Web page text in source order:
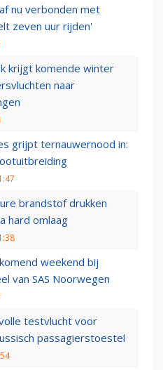
nu verbonden met
zeven uur rijden'
krijgt komende winter
naar
grijpt ternauwernood in:
brandstof drukken
hard omlaag
weekend bij
van SAS Noorwegen
testvlucht voor
passagierstoestel